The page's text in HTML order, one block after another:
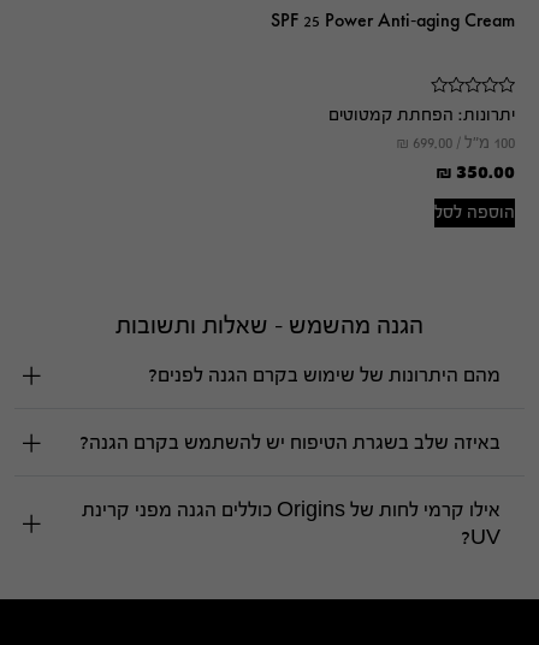
SPF 25 Power Anti-aging Cream
יתרונות: הפחתת קמטוטים
100 מ"ל / ₪ 699.00
₪ 350.00
הוספה לסל
הגנה מהשמש - שאלות ותשובות
מהם היתרונות של שימוש בקרם הגנה לפנים?
באיזה שלב בשגרת הטיפוח יש להשתמש בקרם הגנה?
אילו קרמי לחות של Origins כוללים הגנה מפני קרינת
UV?